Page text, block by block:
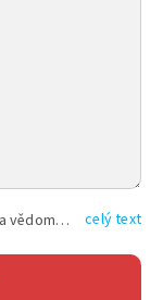
Vyplněním shora uvedených údajů beru na vědomí, že společnost TEXT FACTORY s.r.o., sídlem Brno, Durďákova 336/29, Černá Pole, PSČ: 613 00, IČ: 06157831, zapsané u Krajského soudu v Brně, oddíl C, vložka 100399, bude zpracovávat mé osobní údaje uvedené v rámci mnou vyplněného registračního formuláře na základě oprávněných zájmů TEXT FACTORY s.r.o. dle čl. 6 odst. 1 písm. f) GDPR a pro splnění právních povinností (čl. 6 odst. 1 písm. c) GDPR), a to pro tyto účely: nezbytnost zajistit oprávnění návštěvníka webových stránek provozovaných společností TEXT FACTORY s.r.o. přispívat aktivně ke zveřejněným článkům nebo v rámci diskusních fór a výkon práv TEXT FACTORY s.r.o. jako administrátora těchto diskusních fór. Více informací o zpracování osobních údajů a právech lze nalézt v celý text